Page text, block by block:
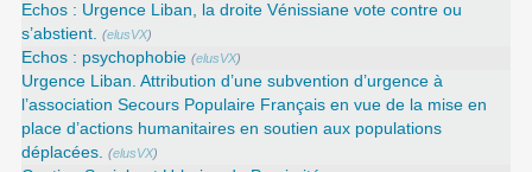
Echos : Urgence Liban, la droite Vénissiane vote contre ou
s’abstient. (elusVX)
Echos : psychophobie (elusVX)
Urgence Liban. Attribution d’une subvention d’urgence à
l’association Secours Populaire Français en vue de la mise en
place d’actions humanitaires en soutien aux populations
déplacées. (elusVX)